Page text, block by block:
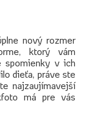
nový rozmer
ktorý vám
spomienky v ich
dieťa, práve ste
najzaujímavejší
má pre vás